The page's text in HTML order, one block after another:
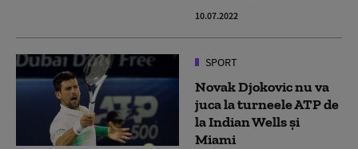
10.07.2022
SPORT
Novak Djokovic nu va
juca la turneele ATP de
la Indian Wells și
Miami